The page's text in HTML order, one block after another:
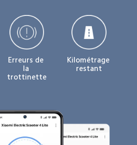
Erreurs de
la
trottinette
Kilométrage
restant